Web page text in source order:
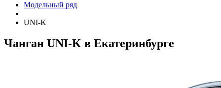
Модельный ряд
UNI-K
Чанган UNI-K в Екатеринбурге